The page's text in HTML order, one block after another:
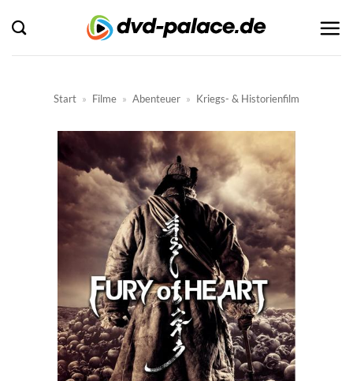
Inhalt
springen
Start » Filme » Abenteuer » Kriegs- & Historienfilm